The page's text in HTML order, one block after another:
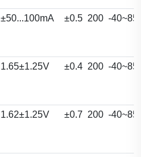
±50...100mA ±0.5 200 -40~85
1.65±1.25V ±0.4 200 -40~85
1.62±1.25V ±0.7 200 -40~85